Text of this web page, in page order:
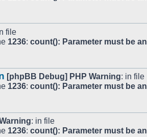
file
1236: count(): Parameter must be an
[phpBB Debug] PHP Warning: in file
1236: count(): Parameter must be an
: in file
1236: count(): Parameter must be an